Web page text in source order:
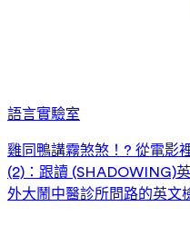
語言實驗室
雞同鴨講霧煞煞！? 從電影
(2)：跟讀 (SHADOWING)
外大鬧中醫診所問路的英文